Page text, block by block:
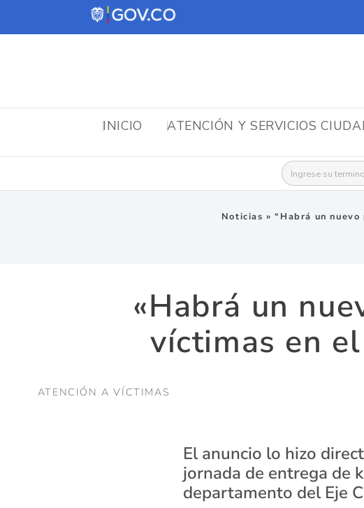
INICIO ATENCIÓN Y SERVICIOS
Buscar:
Noticias »“Habrá un
«Habrá un
víctimas en
ATENCIÓN A VÍCTIMAS
El anuncio lo hizo
jornada de entrega de
departamento del Eje